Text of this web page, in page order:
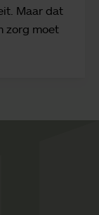
Maar dat
zorg moet